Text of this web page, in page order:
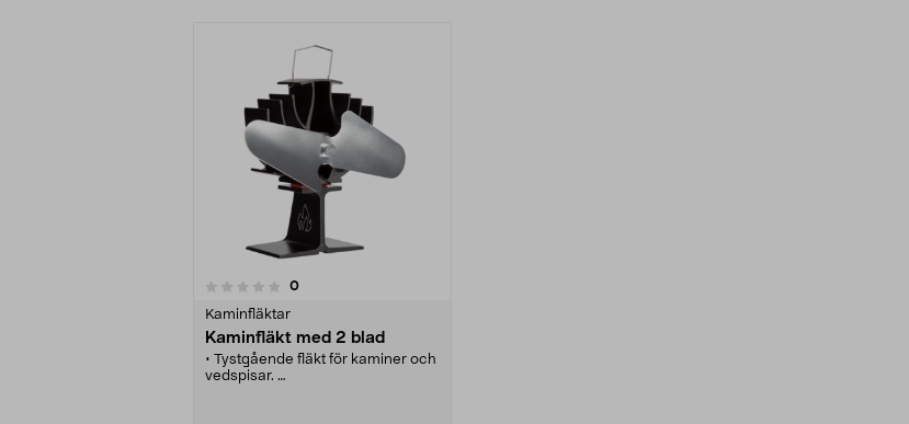
0recensioner
Kaminfläktar
Kaminfläkt med 2 blad
• Tystgående fläkt för kaminer och
vedspisar.